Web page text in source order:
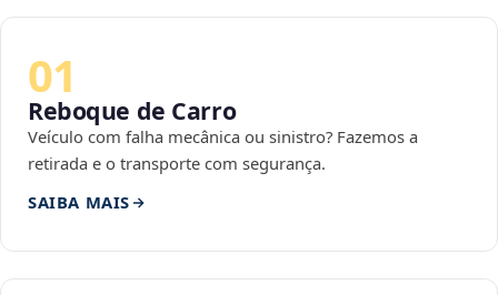
01
Reboque de Carro
Veículo com falha mecânica ou sinistro? Fazemos a
retirada e o transporte com segurança.
SAIBA MAIS